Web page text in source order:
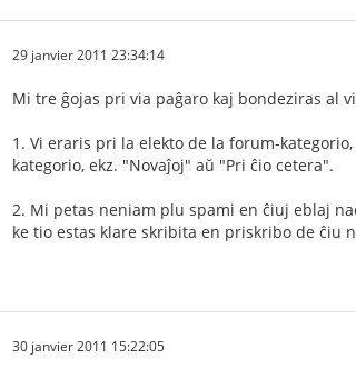
29 janvier 2011 23:34:14
Mi tre ĝojas pri via paĝaro kaj bondeziras al
1. Vi eraris pri la elekto de la forum-
kategorio, ekz. "Novaĵoj" aŭ "Pri ĉio cetera".
2. Mi petas neniam plu spami en ĉiuj eblaj
ke tio estas klare skribita en priskribo de ĉiu
30 janvier 2011 15:22:05